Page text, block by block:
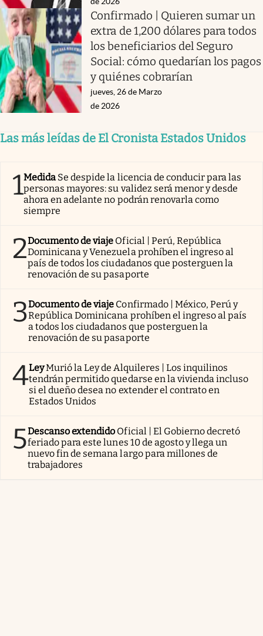
Confirmado | Quieren sumar un
extra de 1,200 dólares para todos
los beneficiarios del Seguro
Social: cómo quedarían los pagos
y quiénes cobrarían
jueves, 26 de Marzo
de 2026
Las más leídas de El Cronista Estados Unidos
1Medida Se despide la licencia de conducir para las
personas mayores: su validez será menor y desde
ahora en adelante no podrán renovarla como
siempre
2Documento de viaje Oficial | Perú, República
Dominicana y Venezuela prohíben el ingreso al
país de todos los ciudadanos que posterguen la
renovación de su pasaporte
3Documento de viaje Confirmado | México, Perú y
República Dominicana prohíben el ingreso al país
a todos los ciudadanos que posterguen la
renovación de su pasaporte
4LeyMurió la Ley de Alquileres | Los inquilinos
tendrán permitido quedarse en la vivienda incluso
si el dueño desea no extender el contrato en
Estados Unidos
5Descanso extendido Oficial | El Gobierno decretó
feriado para este lunes 10 de agosto y llega un
nuevo fin de semana largo para millones de
trabajadores